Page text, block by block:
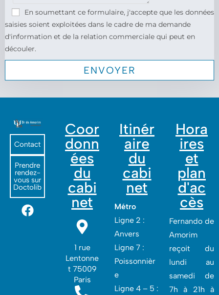
En soumettant ce formulaire, j'accepte que les données
saisies soient exploitées dans le cadre de ma demande
d'information et de la relation commerciale qui peut en
découler.
Contact
Prendre
rendez-
vous sur
Doctolib
Coor
donn
ées
du
cabi
net
1 rue
Lentonne
t 75009
Paris
Itinér
aire
du
cabi
net
Métro
Ligne 2 :
Anvers
Ligne 7 :
Poissonnièr
e
Ligne 4 – 5 :
Hora
ires
et
plan
d'ac
cès
Fernando de
Amorim
reçoit du
lundi au
samedi de
7h à 21h à